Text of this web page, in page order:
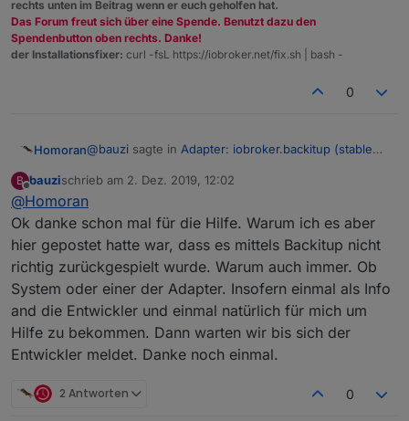
rechts unten im Beitrag wenn er euch geholfen hat.
Das Forum freut sich über eine Spende. Benutzt dazu den
Spendenbutton oben rechts. Danke!
der Installationsfixer: curl -fsL https://iobroker.net/fix.sh | bash -
0
Homoran@bauzi sagte in Adapter: iobroker.backitup (stable
Logs bitte als Text in Code-Tags (+ggf. Spoiler)
posten. Das lässt sich besser lesen und
durchsuchen.
Da stimmt angeblich was mit einem json nicht.
Da muss der Entwickler was zu sagen. Oder jemand
der Dekonz kennt.
B
Offline
bauzischrieb am 2. Dez. 2019, 12:02
zuletzt editiert von
@Homoran
Ok danke schon mal für die Hilfe. Warum ich es aber
hier gepostet hatte war, dass es mittels Backitup nicht
richtig zurückgespielt wurde. Warum auch immer. Ob
System oder einer der Adapter. Insofern einmal als Info
and die Entwickler und einmal natürlich für mich um
Hilfe zu bekommen. Dann warten wir bis sich der
Entwickler meldet. Danke noch einmal.
2 Antworten 0